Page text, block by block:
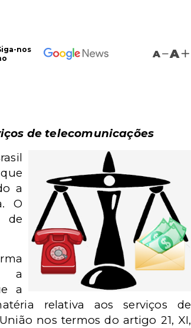
nos
A A
de telecomunicações
a
O
de
a
a
relativa aos serviços de
nos termos do artigo 21, XI,